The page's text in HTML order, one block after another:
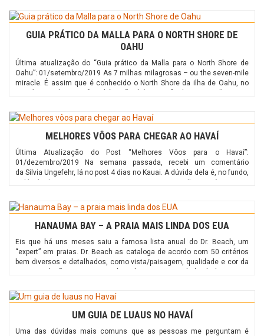
cidade alcançasse uma qualidade impressionante em seus […]
GUIA PRÁTICO DA MALLA PARA O NORTH SHORE DE
OAHU
Última atualização do “Guia prático da Malla para o North Shore de
Oahu”: 01/setembro/2019 As 7 milhas milagrosas – ou the seven-mile
miracle. É assim que é conhecido o North Shore da ilha de Oahu, no
MELHORES VÔOS PARA CHEGAR AO HAVAÍ
Última Atualização do Post “Melhores Vôos para o Havaí”:
01/dezembro/2019 Na semana passada, recebi um comentário
da Silvia Ungefehr, lá no post 4 dias no Kauai. A dúvida dela é, no fundo,
que […]
HANAUMA BAY – A PRAIA MAIS LINDA DOS EUA
Eis que há uns meses saiu a famosa lista anual do Dr. Beach, um
“expert” em praias. Dr. Beach as cataloga de acordo com 50 critérios
bem diversos e detalhados, como vista/paisagem, qualidade e cor da
sudeste de Oahu e paraíso […]
UM GUIA DE LUAUS NO HAVAÍ
Uma das dúvidas mais comuns que as pessoas me perguntam é